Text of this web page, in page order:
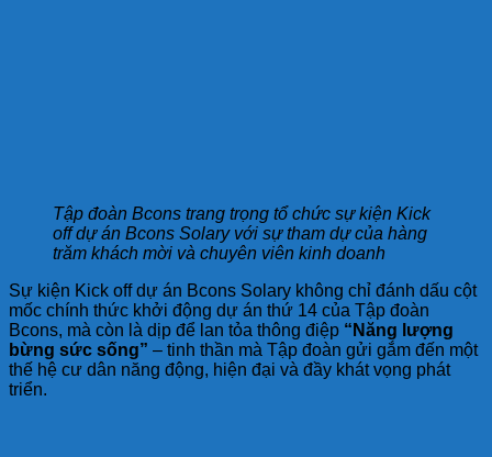
Tập đoàn Bcons trang trọng tổ chức sự kiện Kick
off dự án Bcons Solary với sự tham dự của hàng
trăm khách mời và chuyên viên kinh doanh
Sự kiện Kick off dự án Bcons Solary không chỉ đánh dấu cột
mốc chính thức khởi động dự án thứ 14 của Tập đoàn
Bcons, mà còn là dịp để lan tỏa thông điệp “Năng lượng
bừng sức sống” – tinh thần mà Tập đoàn gửi gắm đến một
thế hệ cư dân năng động, hiện đại và đầy khát vọng phát
triển.